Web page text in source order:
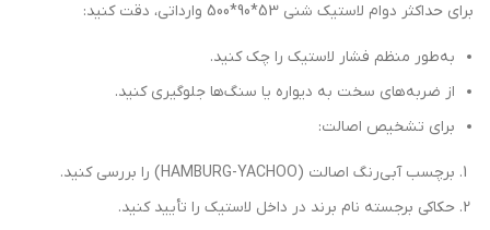
برای حداکثر دوام لاستیک شنی 53*90*500 وارداتی، دقت کنید:
به‌طور منظم فشار لاستیک را چک کنید.
از ضربه‌های سخت به دیواره یا سنگ‌ها جلوگیری کنید.
برای تشخیص اصالت:
برچسب آبی‌رنگ اصالت (HAMBURG-YACHOO) را بررسی کنید.
حکاکی برجسته نام برند در داخل لاستیک را تأیید کنید.